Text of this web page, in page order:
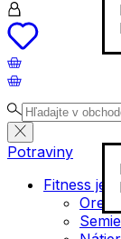
Potraviny
Fitness
Orechy